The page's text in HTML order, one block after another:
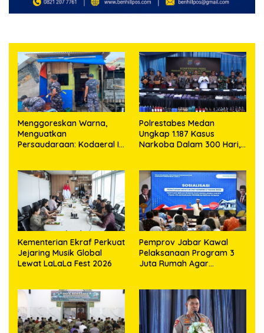
‎Menggoreskan Warna,
Menguatkan
Persaudaraan: Kodaeral I
Pesisir
Polrestabes Medan
Ungkap 1.187 Kasus
Narkoba Dalam 300 Hari,
Kementerian Ekraf Perkuat
Jejaring Musik Global
Lewat LaLaLa Fest 2026
Pemprov Jabar Kawal
Pelaksanaan Program 3
Juta Rumah Agar